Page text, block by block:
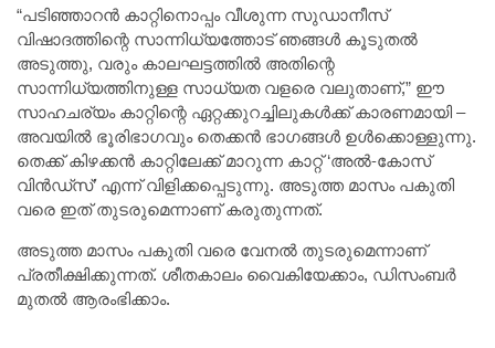
“പടിഞ്ഞാറൻ കാറ്റിനൊപ്പം വീശുന്ന സുഡാനീസ്
വിഷാദത്തിന്റെ സാന്നിധ്യത്തോട് ഞങ്ങൾ കൂടുതൽ
അടുത്തു, വരും കാലഘട്ടത്തിൽ അതിന്റെ
സാന്നിധ്യത്തിനുള്ള സാധ്യത വളരെ വലുതാണ്,” ഈ
സാഹചര്യം കാറ്റിന്റെ ഏറ്റക്കുറച്ചിലുകൾക്ക് കാരണമായി –
അവയിൽ ഭൂരിഭാഗവും തെക്കൻ ഭാഗങ്ങൾ ഉൾക്കൊള്ളുന്നു.
തെക്ക് കിഴക്കൻ കാറ്റിലേക്ക് മാറുന്ന കാറ്റ് ‘അൽ-കോസ്
വിൻഡ്സ്’ എന്ന് വിളിക്കപ്പെടുന്നു. അടുത്ത മാസം പകുതി
വരെ ഇത് തുടരുമെന്നാണ് കരുതുന്നത്.
അടുത്ത മാസം പകുതി വരെ വേനൽ തുടരുമെന്നാണ്
പ്രതീക്ഷിക്കുന്നത്. ശീതകാലം വൈകിയേക്കാം, ഡിസംബർ
മുതൽ ആരംഭിക്കാം.